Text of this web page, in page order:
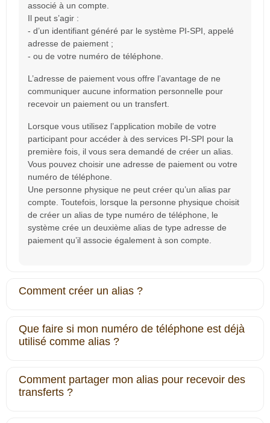
associé à un compte.
Il peut s’agir :
- d’un identifiant généré par le système PI-SPI, appelé
adresse de paiement ;
- ou de votre numéro de téléphone.
L’adresse de paiement vous offre l’avantage de ne
communiquer aucune information personnelle pour
recevoir un paiement ou un transfert.
Lorsque vous utilisez l’application mobile de votre
participant pour accéder à des services PI‐SPI pour la
première fois, il vous sera demandé de créer un alias.
Vous pouvez choisir une adresse de paiement ou votre
numéro de téléphone.
Une personne physique ne peut créer qu’un alias par
compte. Toutefois, lorsque la personne physique choisit
de créer un alias de type numéro de téléphone, le
système crée un deuxième alias de type adresse de
paiement qu’il associe également à son compte.
Comment créer un alias ?
Que faire si mon numéro de téléphone est déjà
utilisé comme alias ?
Comment partager mon alias pour recevoir des
transferts ?